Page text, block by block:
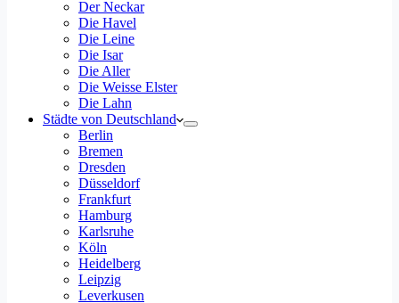
Der Neckar
Die Havel
Die Leine
Die Isar
Die Aller
Die Weisse Elster
Die Lahn
Städte von Deutschland
Berlin
Bremen
Dresden
Düsseldorf
Frankfurt
Hamburg
Karlsruhe
Köln
Heidelberg
Leipzig
Leverkusen